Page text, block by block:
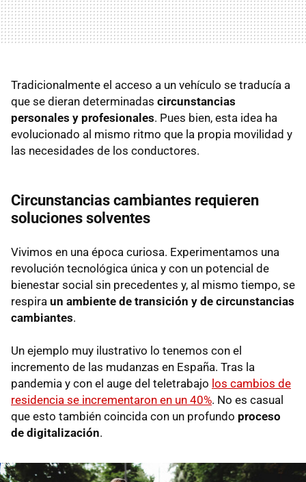
Tradicionalmente el acceso a un vehículo se traducía a
que se dieran determinadas circunstancias
personales y profesionales. Pues bien, esta idea ha
evolucionado al mismo ritmo que la propia movilidad y
las necesidades de los conductores.
Circunstancias cambiantes requieren
soluciones solventes
Vivimos en una época curiosa. Experimentamos una
revolución tecnológica única y con un potencial de
bienestar social sin precedentes y, al mismo tiempo, se
respira un ambiente de transición y de circunstancias
cambiantes.
Un ejemplo muy ilustrativo lo tenemos con el
incremento de las mudanzas en España. Tras la
pandemia y con el auge del teletrabajo los cambios de
residencia se incrementaron en un 40%. No es casual
que esto también coincida con un profundo proceso
de digitalización.